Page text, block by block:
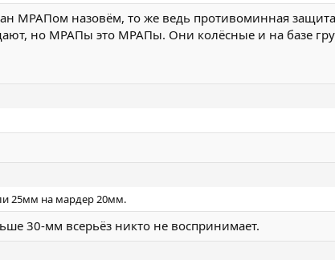
МРАПом назовём, то же ведь противоминная
но МРАПы это МРАПы. Они колёсные и на базе
25мм на мардер 20мм.
30-мм всерьёз никто не воспринимает.